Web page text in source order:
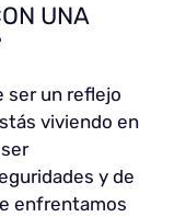
UNA
ser un reflejo
viviendo en
y de
enfrentamos